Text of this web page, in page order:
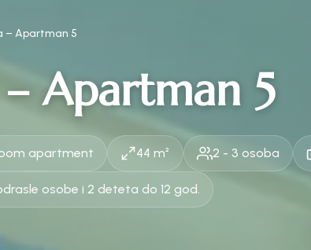
– Apartman 5
Apartman 5
apartment 44 m² 2 - 3 osoba
osobe i 2 deteta do 12 god.